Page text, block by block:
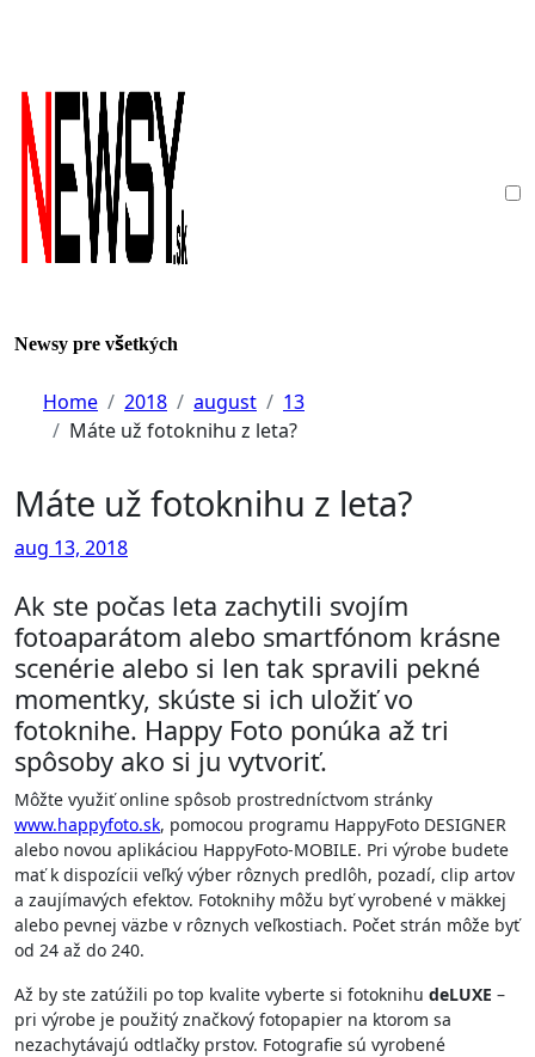
Newsy pre všetkých
Home 2018 august
13
Máte už fotoknihu z leta?
Máte už fotoknihu z leta?
aug 13, 2018
Ak ste počas leta zachytili svojím
fotoaparátom alebo smartfónom krásne
scenérie alebo si len tak spravili pekné
momentky, skúste si ich uložiť vo
fotoknihe. Happy Foto ponúka až tri
spôsoby ako si ju vytvoriť.
Môžte využiť online spôsob prostredníctvom stránky
www.happyfoto.sk, pomocou programu HappyFoto DESIGNER
alebo novou aplikáciou HappyFoto-MOBILE. Pri výrobe budete
mať k dispozícii veľký výber rôznych predlôh, pozadí, clip artov
a zaujímavých efektov. Fotoknihy môžu byť vyrobené v mäkkej
alebo pevnej väzbe v rôznych veľkostiach. Počet strán môže byť
od 24 až do 240.
Až by ste zatúžili po top kvalite vyberte si fotoknihu deLUXE –
pri výrobe je použitý značkový fotopapier na ktorom sa
nezachytávajú odtlačky prstov. Fotografie sú vyrobené